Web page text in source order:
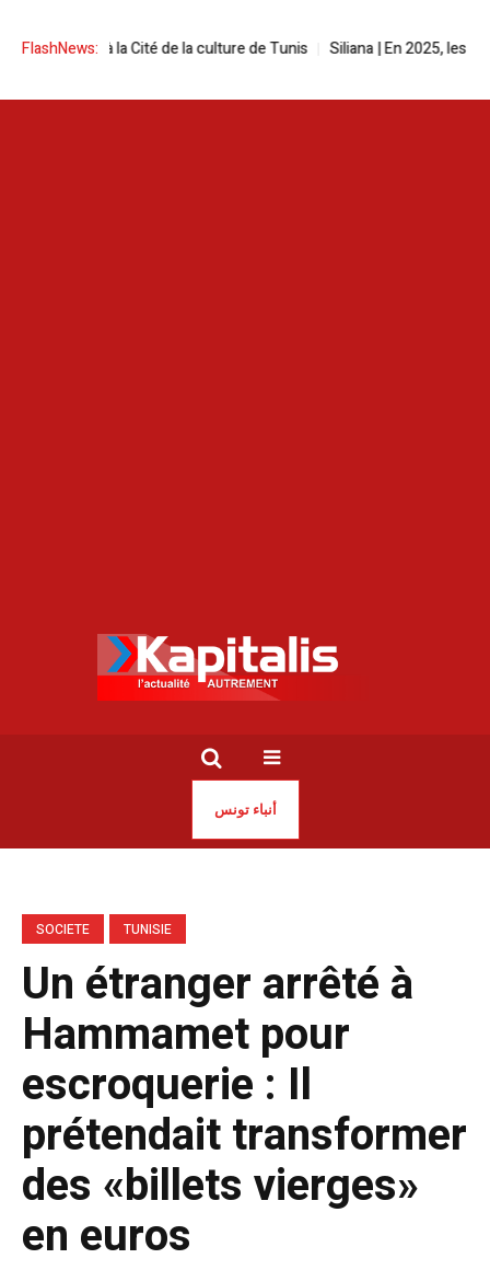
FlashNews:
festival à la Cité de la culture de Tunis Siliana | En 2025, les
أنباء تونس
SOCIETE TUNISIE
Un étranger arrêté à
Hammamet pour
escroquerie : Il
prétendait transformer
des «billets vierges»
en euros